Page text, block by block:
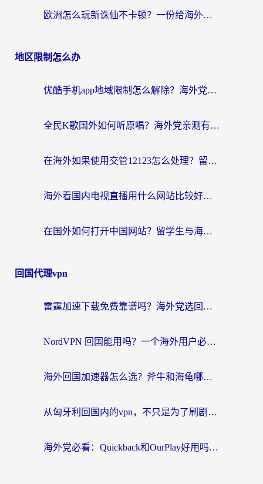
欧洲怎么玩新诛仙不卡顿？一份给海外游子的国服游戏畅玩指南
地区限制怎么办
优酷手机app地域限制怎么解除？海外党亲测有效的追剧方案
全民K歌国外如何听原唱？海外党亲测有效的回国加速器选择指南
在海外如果使用交管12123怎么处理？留学生亲测有效的回国加速方案
海外看国内电视直播用什么网站比较好？一篇解决你所有追剧难题的实用指南
在国外如何打开中国网站？留学生与海外华人的无缝访问指南
回国代理vpn
雷霆加速下载免费靠谱吗？海外党选回国加速器的避坑指南（附热门工具对比）
NordVPN 回国能用吗？一个海外用户必须面对的真实困境
海外回国加速器怎么选？斧牛和海龟哪个好？一篇帮你避开坑的实用指南
从匈牙利回国内的vpn，不只是为了刷剧那么简单
海外党必看：Quickback和OurPlay好用吗？3分钟选对回国加速器，无缝刷剧玩游戏